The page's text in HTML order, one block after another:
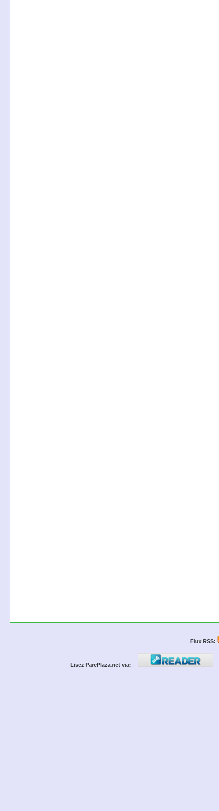
Flux RSS:
Lisez ParcPlaza.net via: